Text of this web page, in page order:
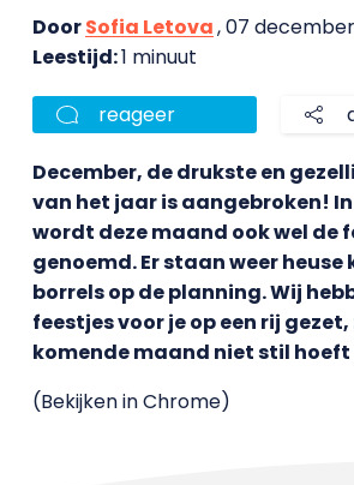
DoorSofia Letova, 07
Leestijd:1 minuut
reageer
December, de drukste en
van het jaar is aangebroken!
wordt deze maand ook wel de
genoemd. Er staan weer heuse
borrels op de planning. Wij
feestjes voor je op een rij
komende maand niet stil
(Bekijken in Chrome)